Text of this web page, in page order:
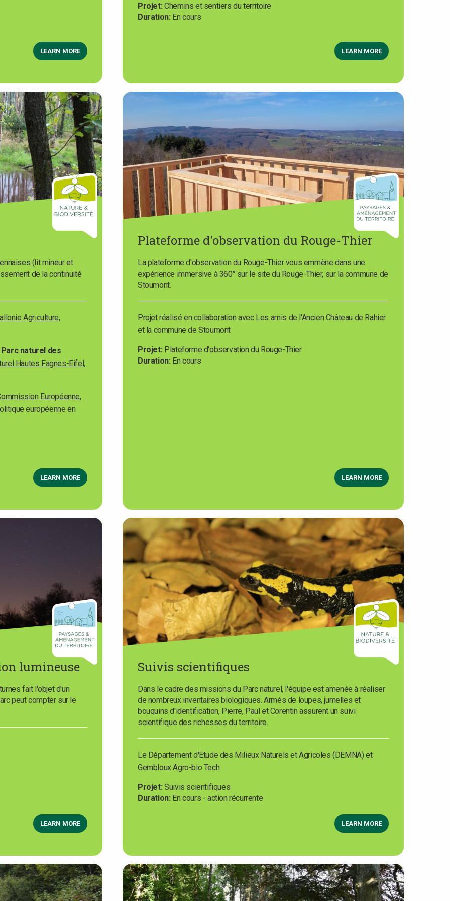
LEARN MORE
Projet Chemins et sentiers du territoire
Duration En cours
LEARN MORE
(lit mineur et
de la continuité
Agriculture,
Parc naturel des
Hautes Fagnes-Eifel,
Européenne,
européenne en
LEARN MORE
Plateforme d'observation du Rouge-Thier
La plateforme d'observation du Rouge-Thier vous emmène dans une
expérience immersive à 360° sur le site du Rouge-Thier, sur la commune de
Stoumont.
Projet réalisé en collaboration avec Les amis de l'Ancien Château de Rahier
et la commune de Stoumont
Projet Plateforme d'observation du Rouge-Thier
Duration En cours
LEARN MORE
lumineuse
fait l'objet d'un
peut compter sur le
LEARN MORE
Suivis scientifiques
Dans le cadre des missions du Parc naturel, l'équipe est amenée à réaliser
de nombreux inventaires biologiques. Armés de loupes, jumelles et
bouquins d'identification, Pierre, Paul et Corentin assurent un suivi
scientifique des richesses du territoire.
Le Département d'Etude des Milieux Naturels et Agricoles (DEMNA) et
Gembloux Agro-bio Tech
Projet Suivis scientifiques
Duration En cours - action récurrente
LEARN MORE